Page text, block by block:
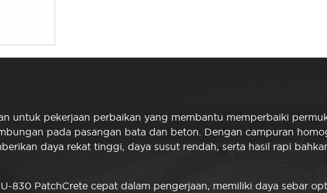
untuk pekerjaan perbaikan yang membantu memperbaiki
pada pasangan bata dan beton. Dengan campuran
daya rekat tinggi, daya susut rendah, serta hasil rapi
830 PatchCrete cepat dalam pengerjaan, memiliki daya sebar